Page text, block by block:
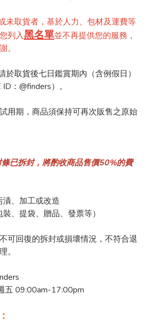
未取貨者，基於人力、包材及運費等
列入黑名單並不再提供您的服務，
。
取貨後七日鑑賞期內（含例假日）
：@finders）。
用期，商品須保持可再次販售之原始
已拆封，將酌收商品售價50%的費
、加工或改造
、提袋、贈品、發票等）
可回復的拆封或損壞情況，不符合退
。
五 09:00am-17:00pm